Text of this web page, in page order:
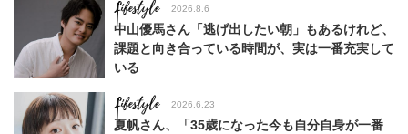
Lifestyle 2026.8.6
中山優馬さん「逃げ出したい朝」もあるけれど、
課題と向き合っている時間が、実は一番充実して
いる
Lifestyle 2026.6.23
夏帆さん、「35歳になった今も自分自身が一番